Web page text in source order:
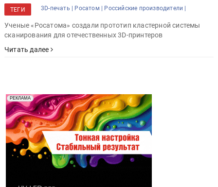
ТЕГИ 3D-печать | Росатом | Российские производители |
Ученые «Росатома» создали прототип кластерной системы
сканирования для отечественных 3D-принтеров
Читать далее
РЕКЛАМА
Реклама. Рекламодатель ООО "Передовые Системы
Печати" erid: 2SDnjd2d4Qz